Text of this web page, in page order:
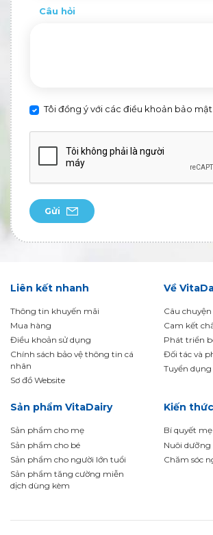
Câu hỏi
Tôi đồng ý với các điều khoản bảo
Gửi
Liên kết nhanh
Thông tin khuyến mãi
Mua hàng
Điều khoản sử dụng
Chính sách bảo vệ thông tin cá
nhân
Sơ đồ Website
Về
Câu
Cam kết
Phát triển
Đối tác và
Tuyển dụng
Sản phẩm VitaDairy
Sản phẩm cho mẹ
Sản phẩm cho bé
Sản phẩm cho người lớn tuổi
Sản phẩm tăng cường miễn
dịch dùng kèm
Kiến
Bí quyết
Nuôi dưỡng
Chăm sóc